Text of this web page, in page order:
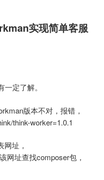
实现简单客服
定了解。
版本不对，报错，
think-worker=1.0.1
址，
网址查找composer包，